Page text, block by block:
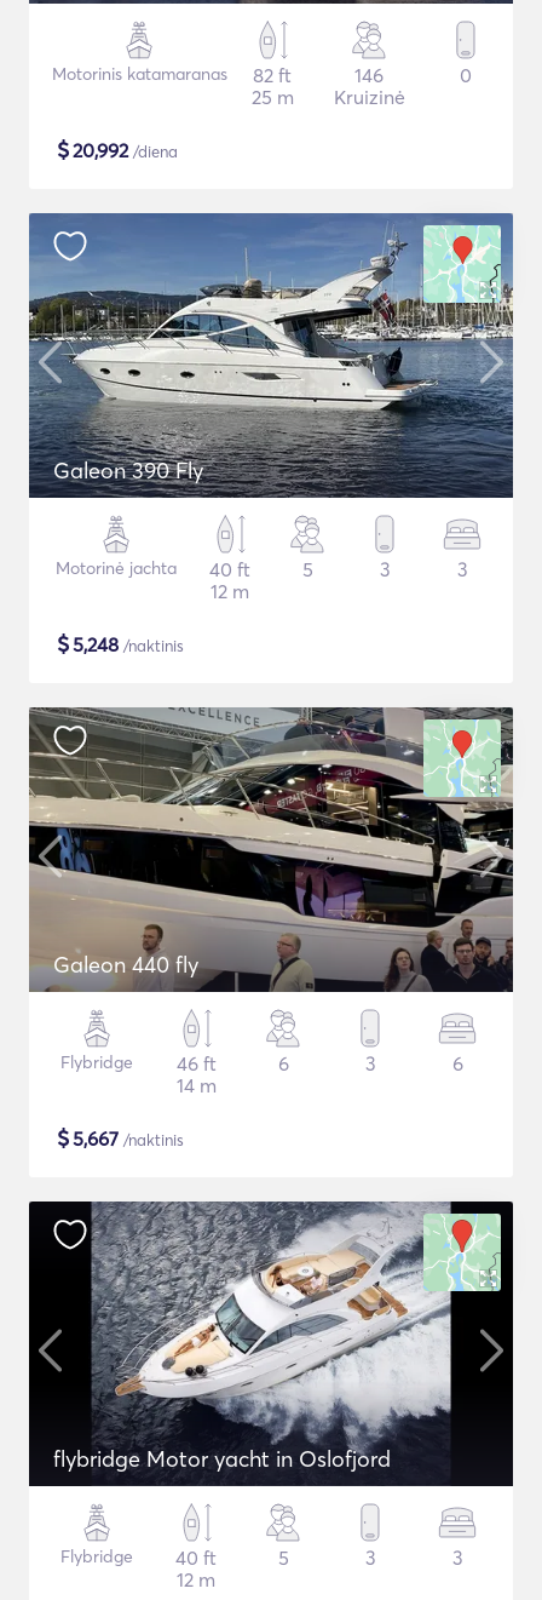
Motorinis katamaranas
82 ft
25 m
146
Kruizinė
0
$20,992/diena
Galeon 390 Fly
Motorinė jachta
40 ft
12 m
5 3 3
$5,248 /naktinis
Galeon 440 fly
Flybridge
46 ft
14 m
6 3 6
$5,667 /naktinis
flybridge Motor yacht in Oslofjord
Flybridge
40 ft
12 m
5 3 3